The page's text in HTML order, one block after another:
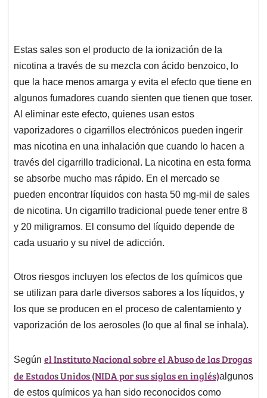
Estas sales son el producto de la ionización de la
nicotina a través de su mezcla con ácido benzoico, lo
que la hace menos amarga y evita el efecto que tiene en
algunos fumadores cuando sienten que tienen que toser.
Al eliminar este efecto, quienes usan estos
vaporizadores o cigarrillos electrónicos pueden ingerir
mas nicotina en una inhalación que cuando lo hacen a
través del cigarrillo tradicional. La nicotina en esta forma
se absorbe mucho mas rápido. En el mercado se
pueden encontrar líquidos con hasta 50 mg-mil de sales
de nicotina. Un cigarrillo tradicional puede tener entre 8
y 20 miligramos. El consumo del líquido depende de
cada usuario y su nivel de adicción.
Otros riesgos incluyen los efectos de los químicos que
se utilizan para darle diversos sabores a los líquidos, y
los que se producen en el proceso de calentamiento y
vaporización de los aerosoles (lo que al final se inhala).
Según el Instituto Nacional sobre el Abuso de las Drogas
de Estados Unidos (NIDA por sus siglas en inglés)algunos
de estos químicos ya han sido reconocidos como